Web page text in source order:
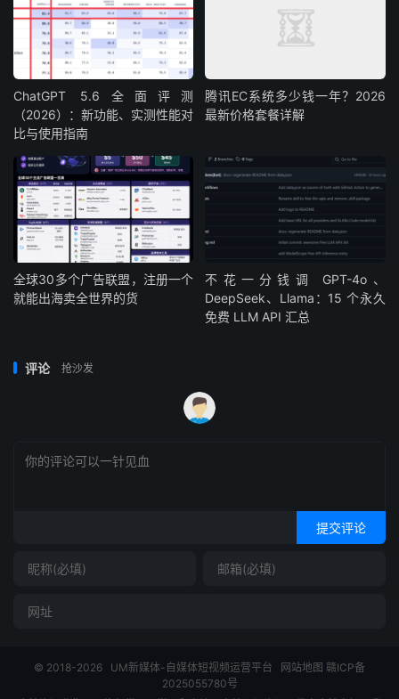
ChatGPT 5.6全面评测
（2026）：新功能、实测性能对
比与使用指南
腾讯EC系统多少钱一年？2026
最新价格套餐详解
全球30多个广告联盟，注册一个
就能出海卖全世界的货
不花一分钱调 GPT-4o、
DeepSeek、Llama：15 个永久
免费 LLM API 汇总
评论 抢沙发
提交评论
© 2018-2026 UM新媒体-自媒体短视频运营平台 网站地图 赣ICP备
2025055780号